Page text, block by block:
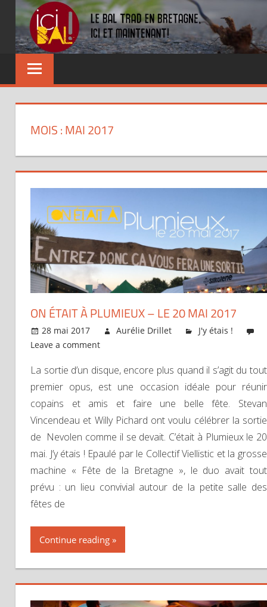
content
Dansez
partout
MOIS : MAI 2017
ON ÉTAIT À PLUMIEUX – LE 20 MAI 2017
28 mai 2017 Aurélie Drillet
J'y étais !
Leave a comment
La sortie d’un disque, encore plus quand il s’agit du tout
premier opus, est une occasion idéale pour réunir
copains et amis et faire une belle fête. Stevan
Vincendeau et Willy Pichard ont voulu célébrer la sortie
de Nevolen comme il se devait. C’était à Plumieux le 20
mai. J’y étais ! Epaulé par le Collectif Viellistic et la grosse
machine « Fête de la Bretagne », le duo avait tout
prévu : un lieu convivial autour de la petite salle des
fêtes de
Continue reading